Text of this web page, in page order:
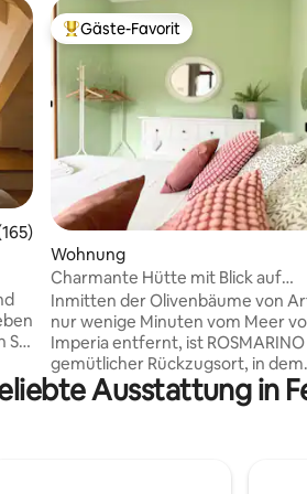
Bewertung: 4,88 von 5, 165
Sie
Beliebter Gäste-Favorit.
Gäste-Favorit
Wohnung
Charmante Hütte mit Blick auf
Olivenhaine in der Nähe von
Inmitten der Olivenbäume von
nur wenige Minuten vom Meer
Imperia entfernt, ist ROSMARINO
gemütlicher Rückzugsort, in dem
Komfort und Raffinesse
aufeinandertreffen. Wohnung
Ausstattung in